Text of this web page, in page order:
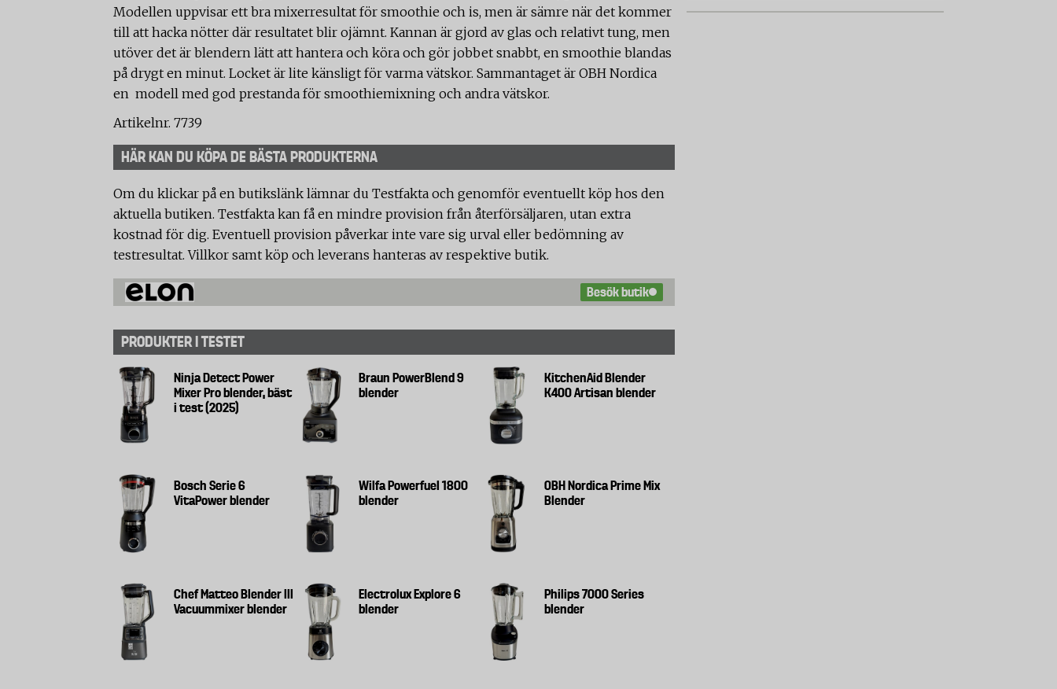
Modellen uppvisar ett bra mixerresultat för smoothie och is, men är sämre när det kommer
till att hacka nötter där resultatet blir ojämnt. Kannan är gjord av glas och relativt tung, men
utöver det är blendern lätt att hantera och köra och gör jobbet snabbt, en smoothie blandas
på drygt en minut. Locket är lite känsligt för varma vätskor. Sammantaget är OBH Nordica
en modell med god prestanda för smoothiemixning och andra vätskor.
Artikelnr. 7739
HÄR KAN DU KÖPA DE BÄSTA PRODUKTERNA
Om du klickar på en butikslänk lämnar du Testfakta och genomför eventuellt köp hos den
aktuella butiken. Testfakta kan få en mindre provision från återförsäljaren, utan extra
kostnad för dig. Eventuell provision påverkar inte vare sig urval eller bedömning av
testresultat. Villkor samt köp och leverans hanteras av respektive butik.
Besök butik
PRODUKTER I TESTET
Ninja Detect Power
Mixer Pro blender, bäst
i test (2025)
Braun PowerBlend 9
blender
KitchenAid Blender
K400 Artisan blender
Bosch Serie 6
VitaPower blender
Wilfa Powerfuel 1800
blender
OBH Nordica Prime Mix
Blender
Chef Matteo Blender III
Vacuummixer blender
Electrolux Explore 6
blender
Philips 7000 Series
blender